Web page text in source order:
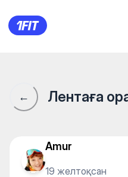
UPRIME
← Лентаға
Amur
19 желтоқсан